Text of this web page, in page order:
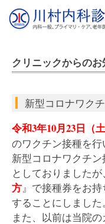
クリニックからのお
新型コロナワク
令和3年10月23日（
のワクチン接種を行
新型コロナワクチ
としておりましたが
方』で接種券をお持
することにしました
また、以前は当院の